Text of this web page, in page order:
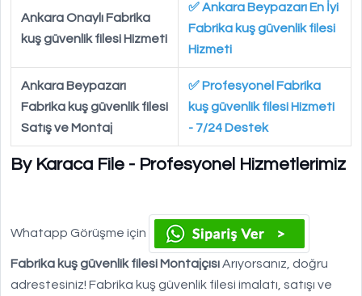
By Karaca File - Profesyonel Hizmetlerimiz
Ankara Onaylı Fabrika
kuş güvenlik filesi Hizmeti
✅ Ankara Beypazarı En İyi
Fabrika kuş güvenlik filesi
Hizmeti
Ankara Beypazarı
Fabrika kuş güvenlik filesi
Satış ve Montaj
✅ Profesyonel Fabrika
kuş güvenlik filesi Hizmeti
- 7/24 Destek
Whatapp Görüşme için
Fabrika kuş güvenlik filesi MontajçısıArıyorsanız, doğru
adrestesiniz! Fabrika kuş güvenlik filesi imalatı, satışı ve